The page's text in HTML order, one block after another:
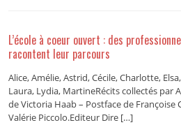
L’école à coeur ouvert : des
racontent leur parcours
Alice, Amélie, Astrid, Cécile, Charlotte,
Laura, Lydia, MartineRécits collectés par
de Victoria Haab – Postface de Françoise
Valérie Piccolo.Editeur Dire […]